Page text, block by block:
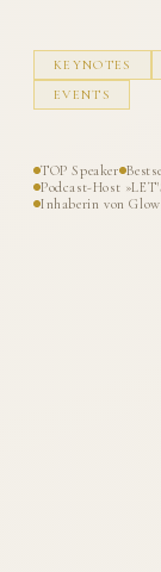
KEYNOTES
EVENTS
TOP Speaker
Podcast-Host
Inhaberin von